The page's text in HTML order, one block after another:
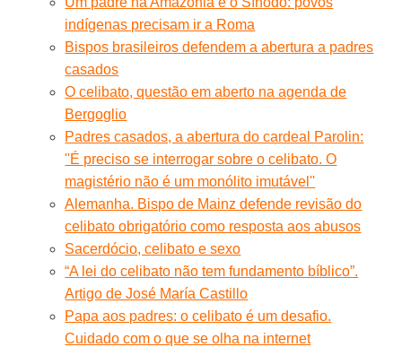
indígenas precisam ir a Roma
Bispos brasileiros defendem a abertura a padres
casados
O celibato, questão em aberto na agenda de
Bergoglio
Padres casados, a abertura do cardeal Parolin:
''É preciso se interrogar sobre o celibato. O
magistério não é um monólito imutável''
Alemanha. Bispo de Mainz defende revisão do
celibato obrigatório como resposta aos abusos
Sacerdócio, celibato e sexo
“A lei do celibato não tem fundamento bíblico”.
Artigo de José María Castillo
Papa aos padres: o celibato é um desafio.
Cuidado com o que se olha na internet